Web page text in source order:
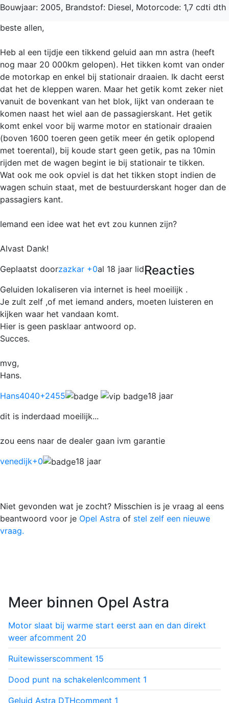
Bouwjaar: 2005, Brandstof: Diesel, Motorcode: 1,7 cdti dth
beste allen,
Heb al een tijdje een tikkend geluid aan mn astra (heeft
nog maar 20 000km gelopen). Het tikken komt van onder
de motorkap en enkel bij stationair draaien. Ik dacht eerst
dat het de kleppen waren. Maar het getik komt zeker niet
vanuit de bovenkant van het blok, lijkt van onderaan te
komen naast het wiel aan de passagierskant. Het getik
komt enkel voor bij warme motor en stationair draaien
(boven 1600 toeren geen getik meer én getik oplopend
met toerental), bij koude start geen getik, pas na 10min
rijden met de wagen begint ie bij stationair te tikken.
Wat ook me ook opviel is dat het tikken stopt indien de
wagen schuin staat, met de bestuurderskant hoger dan de
passagiers kant.
Iemand een idee wat het evt zou kunnen zijn?
Alvast Dank!
Geplaatst doorzazkar +0al 18 jaar lidReacties
Geluiden lokaliseren via internet is heel moeilijk .
Je zult zelf ,of met iemand anders, moeten luisteren en
kijken waar het vandaan komt.
Hier is geen pasklaar antwoord op.
Succes.
mvg,
Hans.
Hans4040+2455
18 jaar
dit is inderdaad moeilijk...
zou eens naar de dealer gaan ivm garantie
venedijk+0 18 jaar
Niet gevonden wat je zocht? Misschien is je vraag al eens
beantwoord voor je Opel Astra of stel zelf een nieuwe
vraag.
Meer binnen Opel Astra
Motor slaat bij warme start eerst aan en dan direkt
weer afcomment 20
Ruitewisserscomment 15
Dood punt na schakelen!comment 1
Geluid Astra DTHcomment 1